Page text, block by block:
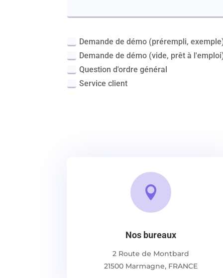
Demande de démo (prérempli,
Demande de démo (vide, prêt à
Question d'ordre général
Service client

Nos bureaux
2 Route de Montbard
21500 Marmagne, FRANCE